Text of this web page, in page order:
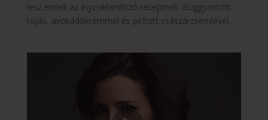
lesz ennek az ínycsiklandozó receptnek. Buggyantott
tojás, avokádókrémmel és pirított császárzsemlével...